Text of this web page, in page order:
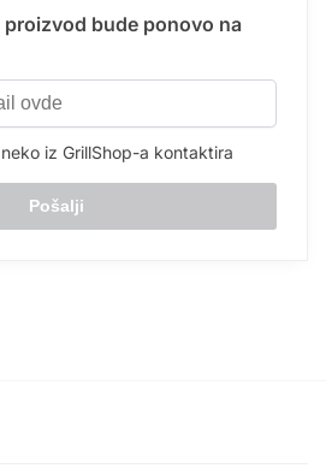
proizvod bude ponovo na
iz GrillShop-a kontaktira